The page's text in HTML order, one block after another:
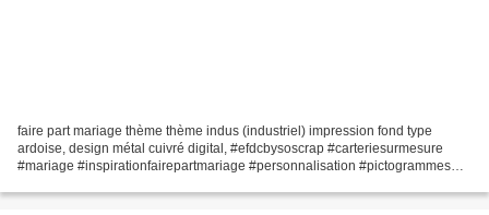
faire part mariage thème thème indus (industriel) impression fond type
ardoise, design métal cuivré digital, #efdcbysoscrap #carteriesurmesure
#mariage #inspirationfairepartmariage #personnalisation #pictogrammes